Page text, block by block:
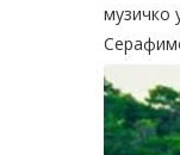
музичко